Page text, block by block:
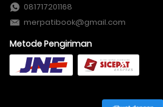
081717201168
merpatibook@gmail.com
Metode Pengiriman